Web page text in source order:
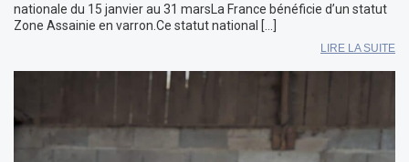
nationale du 15 janvier au 31 marsLa France bénéficie d’un statut
Zone Assainie en varron.Ce statut national […]
LIRE LA SUITE